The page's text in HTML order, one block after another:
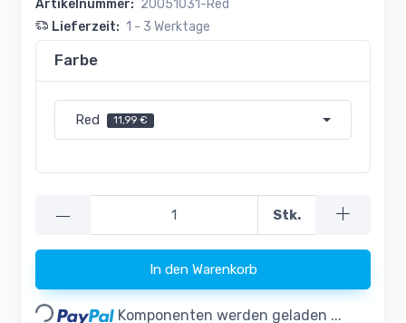
Artikelnummer: 20051031-Red
Lieferzeit: 1 - 3 Werktage
Farbe
Red 11,99 €
— Stk.
In den Warenkorb
Loading... Komponenten werden geladen ...